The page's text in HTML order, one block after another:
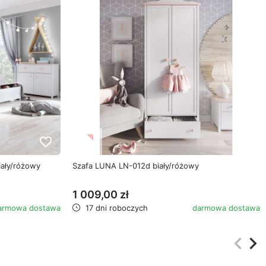
favorite_border
różowy
dostawa
Szafa LUNA LN-012d biały/różowy
1 009,00 zł
17 dni roboczych darmowa dostawa
keyboard_arrow_left
keyboard_arrow_right